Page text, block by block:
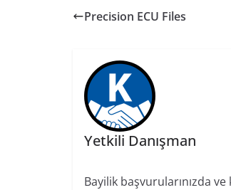
Precision ECU Files
Yetkili Danışman
Bayilik başvurularınızda